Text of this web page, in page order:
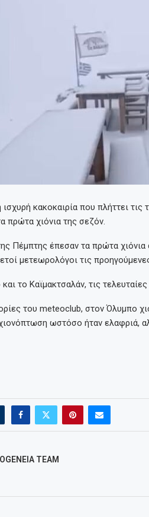
ισχυρή κακοκαιρία που πλήττει
πρώτα χιόνια της σεζόν.
Πέμπτης έπεσαν τα πρώτα
μετεωρολόγοι τις
το Καϊμακτσαλάν, τις
του meteoclub, στον Όλυμπο
ωστόσο ήταν ελαφριά,
TEAM